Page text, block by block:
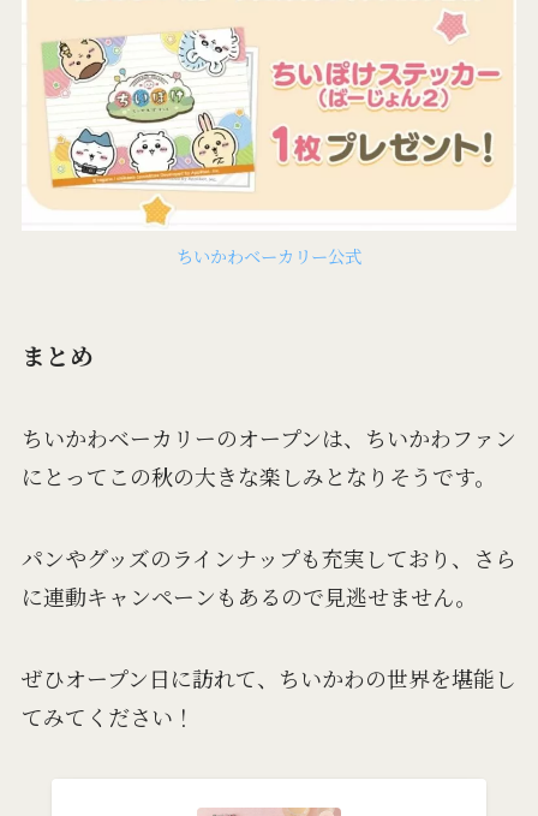
ちいかわベーカリー公式
まとめ
ちいかわベーカリーのオープンは、ちいかわファン
にとってこの秋の大きな楽しみとなりそうです。
パンやグッズのラインナップも充実しており、さら
に連動キャンペーンもあるので見逃せません。
ぜひオープン日に訪れて、ちいかわの世界を堪能し
てみてください！